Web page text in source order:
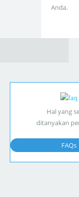
Anda.
Hal yang
ditanyakan
FAQs